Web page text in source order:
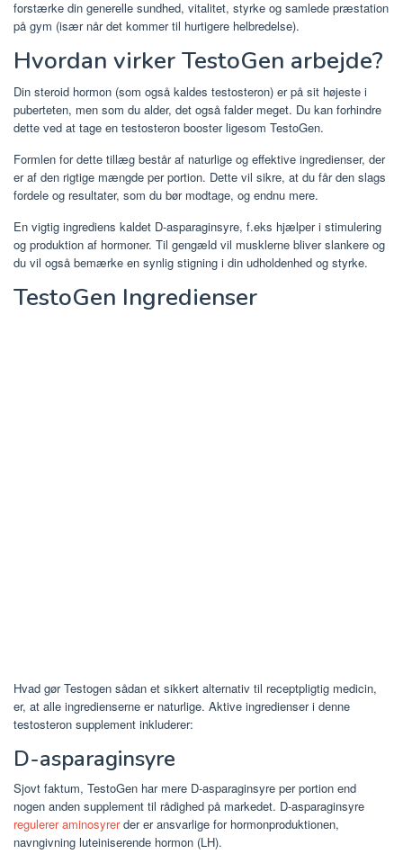
forstærke din generelle sundhed, vitalitet, styrke og samlede præstation
på gym (især når det kommer til hurtigere helbredelse).
Hvordan virker TestoGen arbejde?
Din steroid hormon (som også kaldes testosteron) er på sit højeste i
puberteten, men som du alder, det også falder meget. Du kan forhindre
dette ved at tage en testosteron booster ligesom TestoGen.
Formlen for dette tillæg består af naturlige og effektive ingredienser, der
er af den rigtige mængde per portion. Dette vil sikre, at du får den slags
fordele og resultater, som du bør modtage, og endnu mere.
En vigtig ingrediens kaldet D-asparaginsyre, f.eks hjælper i stimulering
og produktion af hormoner. Til gengæld vil musklerne bliver slankere og
du vil også bemærke en synlig stigning i din udholdenhed og styrke.
TestoGen Ingredienser
Hvad gør Testogen sådan et sikkert alternativ til receptpligtig medicin,
er, at alle ingredienserne er naturlige. Aktive ingredienser i denne
testosteron supplement inkluderer:
D-asparaginsyre
Sjovt faktum, TestoGen har mere D-asparaginsyre per portion end
nogen anden supplement til rådighed på markedet. D-asparaginsyre
regulerer aminosyrerder er ansvarlige for hormonproduktionen,
navngivning luteiniserende hormon (LH).